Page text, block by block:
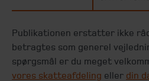
Publikationen erstatter ikke
betragtes som generel
spørgsmål er du meget
vores skatteafdeling eller din